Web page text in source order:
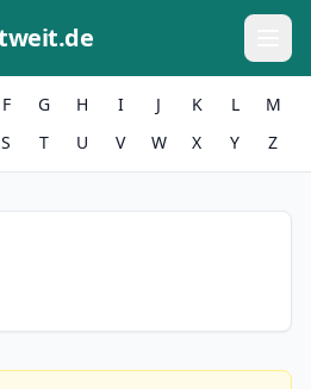
F G H I J K L
M
S T U V W X Y Z